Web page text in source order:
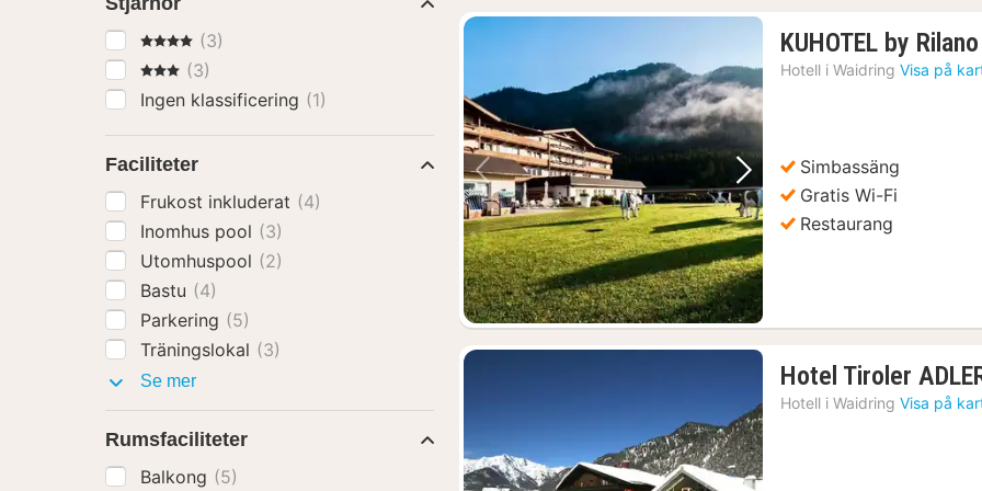
Föregående bild Nästa bild
KUHOTEL by Rilano
Hotell i Waidring Visa på
Simbassäng
Gratis Wi-Fi
Restaurang
Hotel Tiroler
Hotell i Waidring Visa på
4 Stjärnor
(3)
3 Stjärnor
(3)
Ingen klassificering (1)
Faciliteter
Frukost inkluderat (4)
Inomhus pool (3)
Utomhuspool (2)
Bastu (4)
Parkering (5)
Träningslokal (3)
Se merFaciliteter
Rumsfaciliteter
Balkong (5)